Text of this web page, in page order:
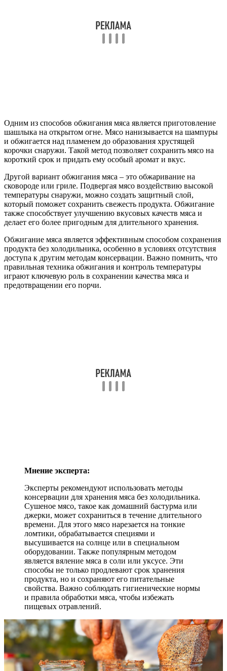
Одним из способов обжигания мяса является приготовление
шашлыка на открытом огне. Мясо нанизывается на шампуры
и обжигается над пламенем до образования хрустящей
корочки снаружи. Такой метод позволяет сохранить мясо на
короткий срок и придать ему особый аромат и вкус.
Другой вариант обжигания мяса – это обжаривание на
сковороде или гриле. Подвергая мясо воздействию высокой
температуры снаружи, можно создать защитный слой,
который поможет сохранить свежесть продукта. Обжигание
также способствует улучшению вкусовых качеств мяса и
делает его более пригодным для длительного хранения.
Обжигание мяса является эффективным способом сохранения
продукта без холодильника, особенно в условиях отсутствия
доступа к другим методам консервации. Важно помнить, что
правильная техника обжигания и контроль температуры
играют ключевую роль в сохранении качества мяса и
предотвращении его порчи.
Мнение эксперта:
Эксперты рекомендуют использовать методы
консервации для хранения мяса без холодильника.
Сушеное мясо, такое как домашний бастурма или
джерки, может сохраниться в течение длительного
времени. Для этого мясо нарезается на тонкие
ломтики, обрабатывается специями и
высушивается на солнце или в специальном
оборудовании. Также популярным методом
является вяление мяса в соли или уксусе. Эти
способы не только продлевают срок хранения
продукта, но и сохраняют его питательные
свойства. Важно соблюдать гигиенические нормы
и правила обработки мяса, чтобы избежать
пищевых отравлений.